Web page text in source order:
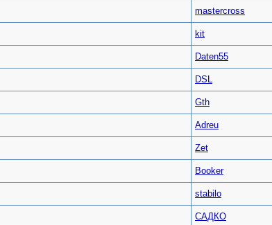
mastercross
kit
Daten55
DSL
Gth
Adreu
Zet
Booker
stabilo
САДКО